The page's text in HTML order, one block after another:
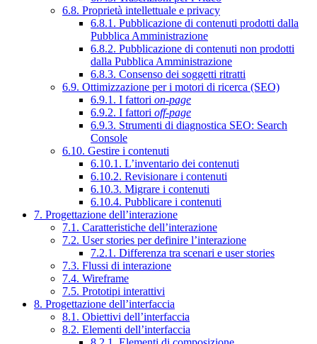
6.8. Proprietà intellettuale e privacy
6.8.1. Pubblicazione di contenuti prodotti dalla
Pubblica Amministrazione
6.8.2. Pubblicazione di contenuti non prodotti
dalla Pubblica Amministrazione
6.8.3. Consenso dei soggetti ritratti
6.9. Ottimizzazione per i motori di ricerca (SEO)
6.9.1. I fattori on-page
6.9.2. I fattori off-page
6.9.3. Strumenti di diagnostica SEO: Search
Console
6.10. Gestire i contenuti
6.10.1. L’inventario dei contenuti
6.10.2. Revisionare i contenuti
6.10.3. Migrare i contenuti
6.10.4. Pubblicare i contenuti
7. Progettazione dell’interazione
7.1. Caratteristiche dell’interazione
7.2. User stories per definire l’interazione
7.2.1. Differenza tra scenari e user stories
7.3. Flussi di interazione
7.4. Wireframe
7.5. Prototipi interattivi
8. Progettazione dell’interfaccia
8.1. Obiettivi dell’interfaccia
8.2. Elementi dell’interfaccia